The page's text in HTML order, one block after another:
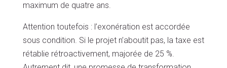
maximum de quatre ans.
Attention toutefois : l’exonération est accordée
sous condition. Si le projet n’aboutit pas, la taxe est
rétablie rétroactivement, majorée de 25 %.